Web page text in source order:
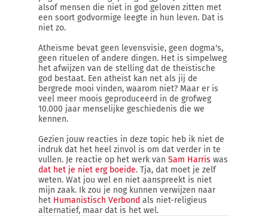
alsof mensen die niet in god geloven zitten met
een soort godvormige leegte in hun leven. Dat is
niet zo.
Atheïsme bevat geen levensvisie, geen dogma's,
geen rituelen of andere dingen. Het is simpelweg
het afwijzen van de stelling dat de theïstische
god bestaat. Een atheïst kan net als jij de
bergrede mooi vinden, waarom niet? Maar er is
veel meer moois geproduceerd in de grofweg
10.000 jaar menselijke geschiedenis die we
kennen.
Gezien jouw reacties in deze topic heb ik niet de
indruk dat het heel zinvol is om dat verder in te
vullen. Je reactie op het werk van Sam Harris was
dat het je niet erg boeide. Tja, dat moet je zelf
weten. Wat jou wel en niet aanspreekt is niet
mijn zaak. Ik zou je nog kunnen verwijzen naar
het Humanistisch Verbond als niet-religieus
alternatief, maar dat is het wel.